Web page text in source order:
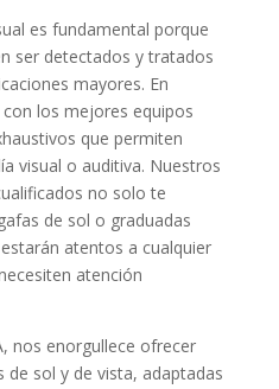
es fundamental porque
ser detectados y tratados
mayores. En
los mejores equipos
que permiten
visual o auditiva. Nuestros
no solo te
de sol o graduadas
atentos a cualquier
atención
nos enorgullece ofrecer
sol y de vista, adaptadas